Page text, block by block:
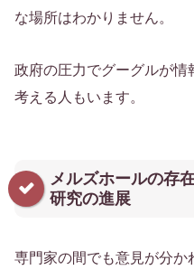
な場所はわかりません。
政府の圧力でグーグルが情
考える人もいます。
メルズホールの存
研究の進展
専門家の間でも意見が分か